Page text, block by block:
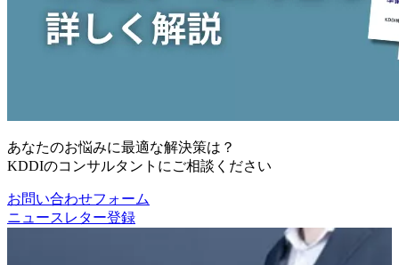
あなたのお悩みに最適な解決策は？
KDDIのコンサルタントにご相談ください
お問い合わせフォーム
ニュースレター登録